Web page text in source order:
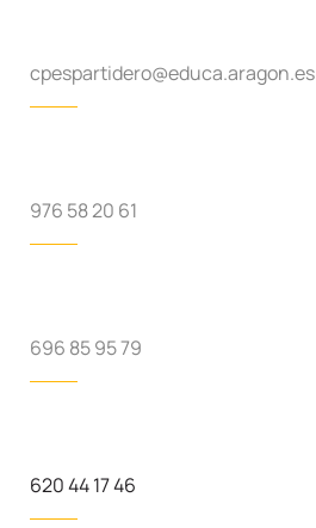
cpespartidero@educa.aragon.es
976 58 20 61
696 85 95 79
620 44 17 46